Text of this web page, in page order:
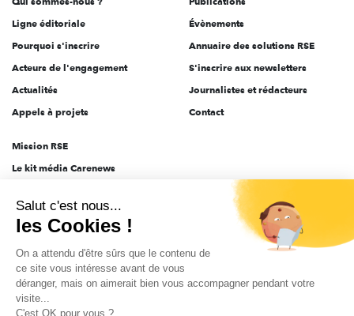
Ligne éditoriale
Pourquoi s'inscrire
Acteurs de l'engagement
Actualités
Appels à projets
Évènements
Annuaire des solutions RSE
S'inscrire aux newsletters
Journalistes et rédacteurs
Contact
Mission RSE
Le kit média Carenews
AEF info
Novethic
PRODURABLE
Inclusiv Day
Salut c'est nous...
les Cookies !
On a attendu d'être sûrs que le contenu de
ce site vous intéresse avant de vous
déranger, mais on aimerait bien vous accompagner pendant votre
visite...
C'est OK pour vous ?